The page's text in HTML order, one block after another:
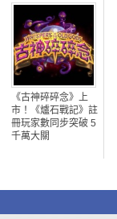
《古神碎碎念》上
市！《爐石戰記》註
冊玩家數同步突破 5
千萬大關